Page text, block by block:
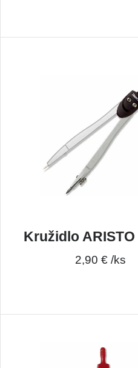
Kružidlo ARISTO
2,90 € /ks